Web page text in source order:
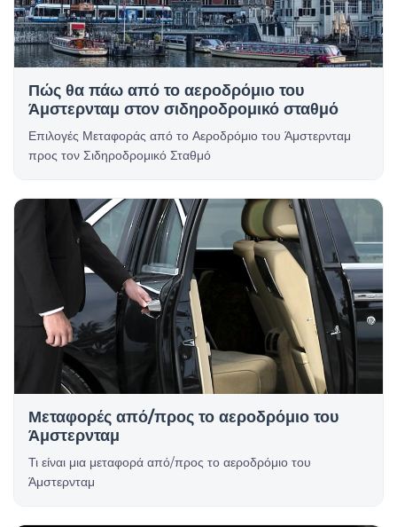
Πώς θα πάω από το αεροδρόμιο του
Άμστερνταμ στον σιδηροδρομικό σταθμό
Επιλογές Μεταφοράς από το Αεροδρόμιο του Άμστερνταμ
προς τον Σιδηροδρομικό Σταθμό
Μεταφορές από/προς το αεροδρόμιο του
Άμστερνταμ
Τι είναι μια μεταφορά από/προς το αεροδρόμιο του
Άμστερνταμ